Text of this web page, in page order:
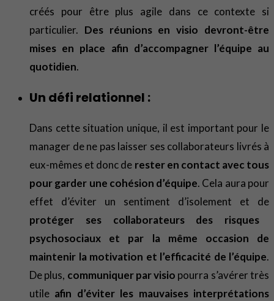
créés pour être plus agile dans ce contexte si
particulier. Des réunions en visio devront-être
mises en place afin d’accompagner l’équipe au
quotidien.
Un défi relationnel :
Dans cette situation unique, il est important pour le
manager de ne pas laisser ses collaborateurs livrés à
eux-mêmes et donc de rester en contact avec tous
pour garder une cohésion d’équipe. Cela aura pour
effet d’éviter un sentiment d’isolement et de
protéger ses collaborateurs des risques
psychosociaux et par la même occasion de
maintenir la motivation et l’efficacité de l’équipe.
De plus, communiquer par visio pourra s’avérer très
utile afin d’éviter les mauvaises interprétations